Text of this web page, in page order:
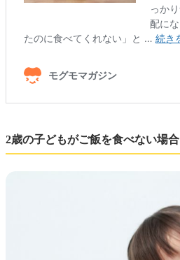
2歳の子どもがご飯を食べない場合